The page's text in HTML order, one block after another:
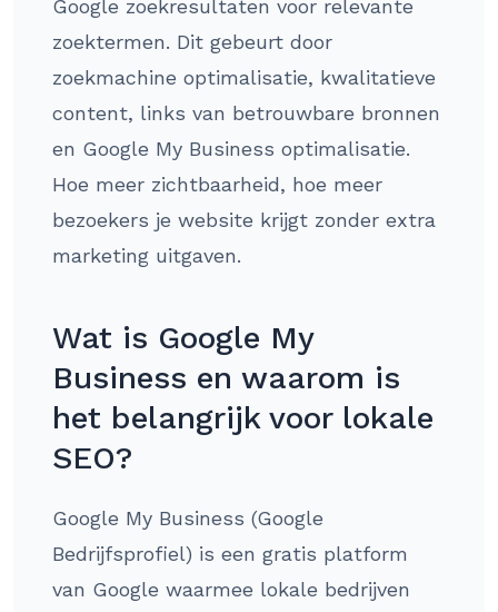
Google zoekresultaten voor relevante
zoektermen. Dit gebeurt door
zoekmachine optimalisatie, kwalitatieve
content, links van betrouwbare bronnen
en Google My Business optimalisatie.
Hoe meer zichtbaarheid, hoe meer
bezoekers je website krijgt zonder extra
marketing uitgaven.
Wat is Google My
Business en waarom is
het belangrijk voor lokale
SEO?
Google My Business (Google
Bedrijfsprofiel) is een gratis platform
van Google waarmee lokale bedrijven